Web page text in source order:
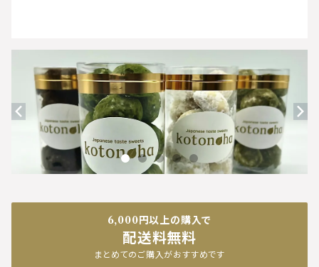
6,000円以上の購入で
配送料無料
まとめてのご購入がおすすめです